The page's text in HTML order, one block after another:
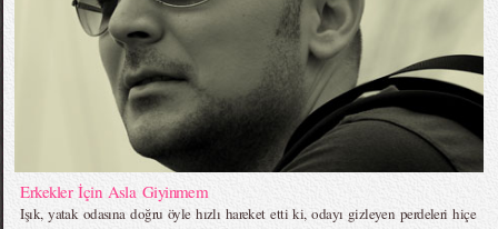
Erkekler İçin Asla Giyinmem
Işık, yatak odasına doğru öyle hızlı hareket etti ki, odayı gizleyen perdeleri hiçe